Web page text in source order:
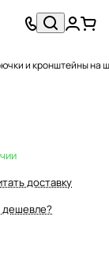
и кронштейны на
доставку